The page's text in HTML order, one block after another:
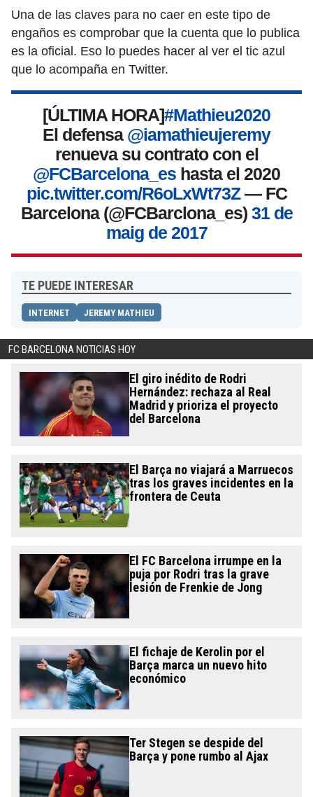
Una de las claves para no caer en este tipo de
engaños es comprobar que la cuenta que lo publica
es la oficial. Eso lo puedes hacer al ver el tic azul
que lo acompaña en Twitter.
[ÚLTIMA HORA]#Mathieu2020
El defensa @iamathieujeremy
renueva su contrato con el
@FCBarcelona_es hasta el 2020
pic.twitter.com/R6oLxWt73Z— FC
Barcelona (@FCBarclona_es) 31 de
maig de 2017
TE PUEDE INTERESAR
INTERNET JEREMY MATHIEU
FC BARCELONA NOTICIAS HOY
El giro inédito de Rodri
Hernández: rechaza al Real
Madrid y prioriza el proyecto
del Barcelona
El Barça no viajará a Marruecos
tras los graves incidentes en la
frontera de Ceuta
El FC Barcelona irrumpe en la
puja por Rodri tras la grave
lesión de Frenkie de Jong
El fichaje de Kerolin por el
Barça marca un nuevo hito
económico
Ter Stegen se despide del
Barça y pone rumbo al Ajax